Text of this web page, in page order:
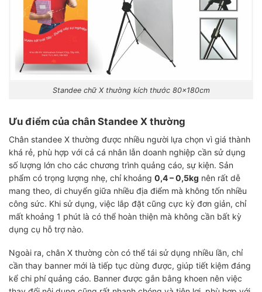
Standee chữ X thường kích thước 80x180cm
Ưu điểm của chân Standee X thường
Chân standee X thường được nhiều người lựa chọn vì giá thành
khá rẻ, phù hợp với cả cá nhân lẫn doanh nghiệp cần sử dụng
số lượng lớn cho các chương trình quảng cáo, sự kiện. Sản
phẩm có trọng lượng nhẹ, chỉ khoảng 0,4 – 0,5kg nên rất dễ
mang theo, di chuyển giữa nhiều địa điểm mà không tốn nhiều
công sức. Khi sử dụng, việc lắp đặt cũng cực kỳ đơn giản, chỉ
mất khoảng 1 phút là có thể hoàn thiện mà không cần bất kỳ
dụng cụ hỗ trợ nào.
Ngoài ra, chân X thường còn có thể tái sử dụng nhiều lần, chỉ
cần thay banner mới là tiếp tục dùng được, giúp tiết kiệm đáng
kể chi phí quảng cáo. Banner được gắn bằng khoen nên việc